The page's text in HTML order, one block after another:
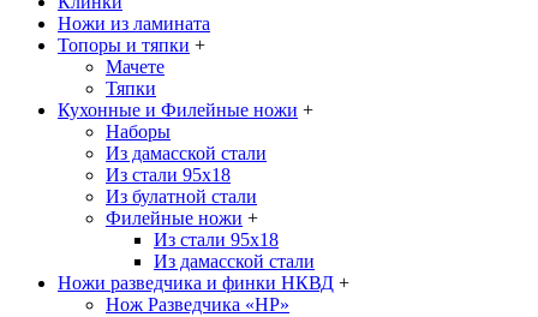
Ножи из ламината
Топоры и тяпки +
Мачете
Тяпки
Кухонные и Филейные ножи +
Наборы
Из дамасской стали
Из стали 95х18
Из булатной стали
Филейные ножи +
Из стали 95х18
Из дамасской стали
Ножи разведчика и финки НКВД +
Нож Разведчика «НР»